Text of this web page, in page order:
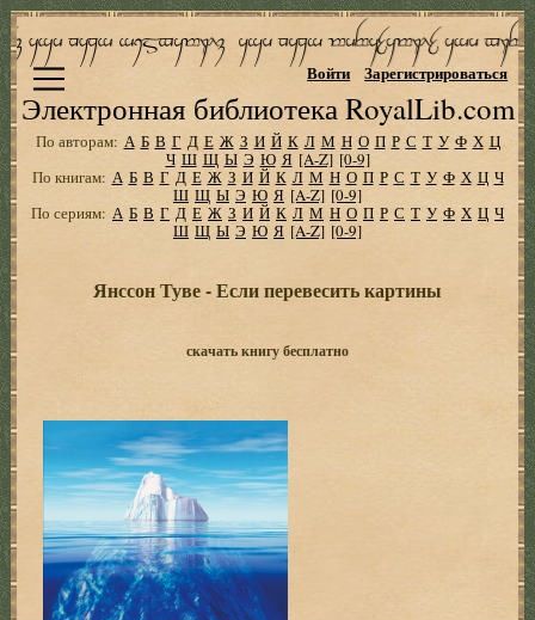
Электронная библиотека RoyalLib.com
Войти Зарегистрироваться
По авторам: А Б В Г Д Е Ж З И Й К Л М Н О П Р С Т У Ф Х Ц
Ч Ш Щ Ы Э Ю Я [A-Z] [0-9]
По книгам: А Б В Г Д Е Ж З И Й К Л М Н О П Р С Т У Ф Х Ц Ч
Ш Щ Ы Э Ю Я [A-Z] [0-9]
По сериям: А Б В Г Д Е Ж З И Й К Л М Н О П Р С Т У Ф Х Ц Ч
Ш Щ Ы Э Ю Я [A-Z] [0-9]
Янссон Туве - Если перевесить картины
скачать книгу бесплатно